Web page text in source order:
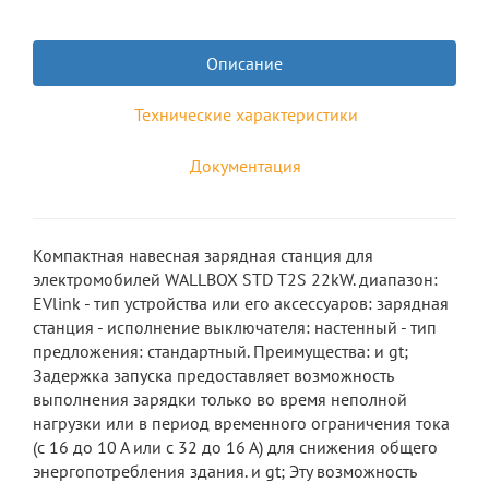
Описание
Технические характеристики
Документация
Компактная навесная зарядная станция для
электромобилей WALLBOX STD T2S 22kW. диапазон:
EVlink - тип устройства или его аксессуаров: зарядная
станция - исполнение выключателя: настенный - тип
предложения: стандартный. Преимущества: и gt;
Задержка запуска предоставляет возможность
выполнения зарядки только во время неполной
нагрузки или в период временного ограничения тока
(с 16 до 10 А или с 32 до 16 А) для снижения общего
энергопотребления здания. и gt; Эту возможность